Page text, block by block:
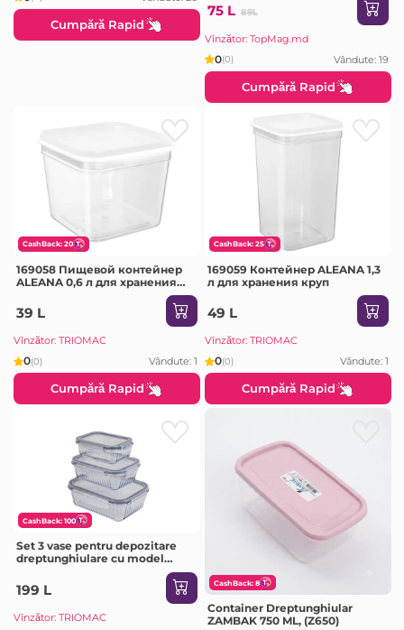
Cumpără Rapid
75 L 89L
Vînzător: TopMag.md
0(0) Vândute: 19
Cumpără Rapid
CashBack: 20
169058 Пищевой контейнер
ALEANA 0,6 л для хранения
39 L
Vînzător: TRIOMAC
0(0) Vândute: 1
Cumpără Rapid
CashBack: 25
169059 Контейнер ALEANA 1,3
л для хранения круп
49 L
Vînzător: TRIOMAC
0(0) Vândute: 1
Cumpără Rapid
CashBack: 100
Set 3 vase pentru depozitare
dreptunghiulare cu model
optic embosat (380 cc + 640 cc
+ 1040 cc), Borart
199 L
Vînzător: TRIOMAC
CashBack: 8
Container Dreptunghiular
ZAMBAK 750 ML, (Z650)